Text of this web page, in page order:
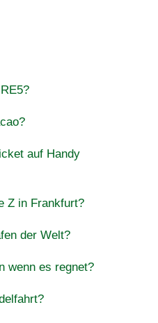
auf Handy
Z in Frankfurt?
der Welt?
wenn es regnet?